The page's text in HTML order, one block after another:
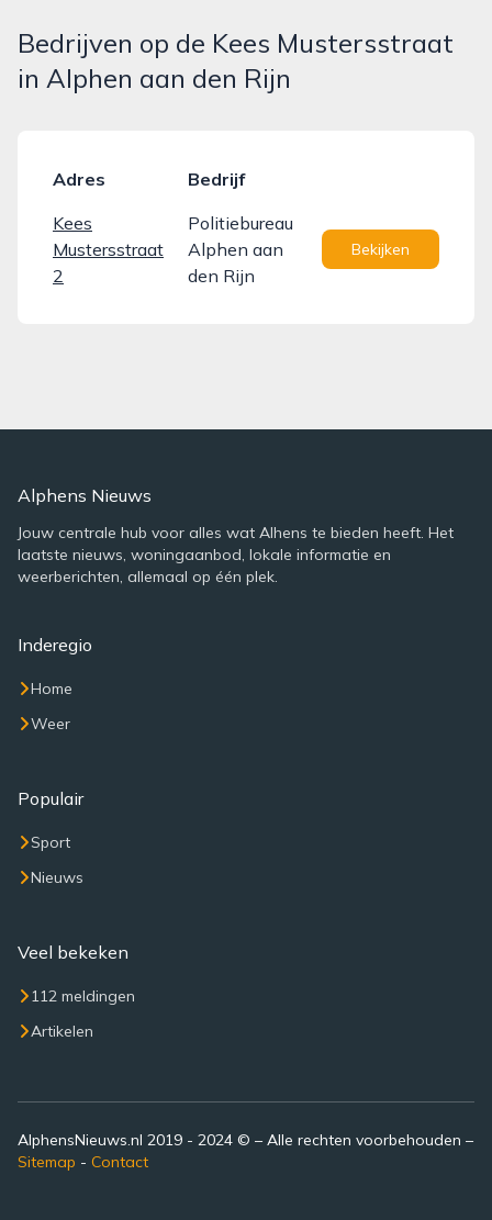
Bedrijven op de Kees Mustersstraat
in Alphen aan den Rijn
Adres
Bedrijf
Kees
Mustersstraat
2
Politiebureau
Alphen aan
den Rijn
Bekijken
Alphens Nieuws
Jouw centrale hub voor alles wat Alhens te bieden heeft. Het
laatste nieuws, woningaanbod, lokale informatie en
weerberichten, allemaal op één plek.
Inderegio
Home
Weer
Populair
Sport
Nieuws
Veel bekeken
112 meldingen
Artikelen
AlphensNieuws.nl 2019 - 2024 © – Alle rechten voorbehouden –
Sitemap - Contact